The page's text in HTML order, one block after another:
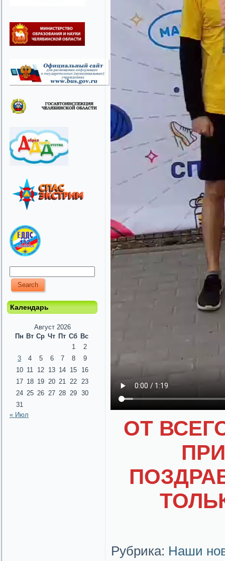
Календарь
Август 2026
Пн Вт Ср Чт Пт Сб Вс
1
2
3
4 5 6 7 8
9
10 11 12 13 14 15
16
17 18 19 20 21 22
23
24 25 26 27 28 29 30
31
« Июл
ОТ
Рубрика: Наши